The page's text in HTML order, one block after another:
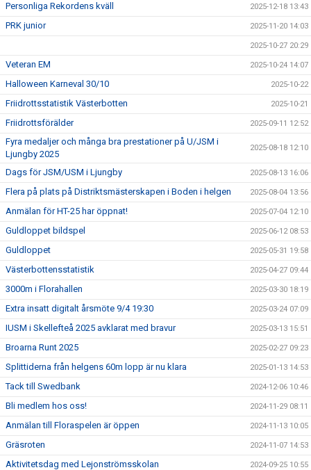
Personliga Rekordens kväll 2025-12-18 13:43
PRK junior 2025-11-20 14:03
2025-10-27 20:29
Veteran EM 2025-10-24 14:07
Halloween Karneval 30/10 2025-10-22
Friidrottsstatistik Västerbotten 2025-10-21
Friidrottsförälder 2025-09-11 12:52
Fyra medaljer och många bra prestationer på U/JSM i
Ljungby 2025
2025-08-18 12:10
Dags för JSM/USM i Ljungby 2025-08-13 16:06
Flera på plats på Distriktsmästerskapen i Boden i helgen 2025-08-04 13:56
Anmälan för HT-25 har öppnat! 2025-07-04 12:10
Guldloppet bildspel 2025-06-12 08:53
Guldloppet 2025-05-31 19:58
Västerbottensstatistik 2025-04-27 09:44
3000m i Florahallen 2025-03-30 18:19
Extra insatt digitalt årsmöte 9/4 19:30 2025-03-24 07:09
IUSM i Skellefteå 2025 avklarat med bravur 2025-03-13 15:51
Broarna Runt 2025 2025-02-27 09:23
Splittiderna från helgens 60m lopp är nu klara 2025-01-13 14:53
Tack till Swedbank 2024-12-06 10:46
Bli medlem hos oss! 2024-11-29 08:11
Anmälan till Floraspelen är öppen 2024-11-13 10:05
Gräsroten 2024-11-07 14:53
Aktivitetsdag med Lejonströmsskolan 2024-09-25 10:55